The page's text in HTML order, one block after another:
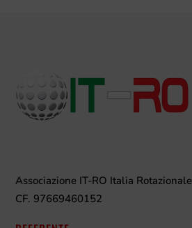
Associazione IT-RO Italia Rotazionale
CF. 97669460152